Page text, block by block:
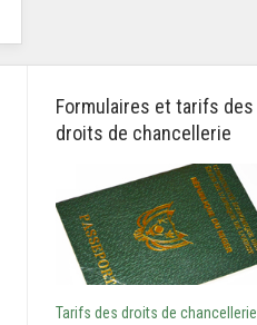
Formulaires et tarifs des
droits de chancellerie
Tarifs des droits de chancellerie